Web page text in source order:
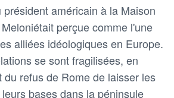
américain à la Maison
perçue comme l'une
alliées idéologiques en Europe.
se sont fragilisées, en
du refus de Rome de laisser les
bases dans la péninsule